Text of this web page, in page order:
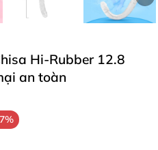
Hi-Rubber 12.8
an toàn